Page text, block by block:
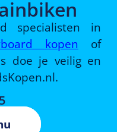
specialisten in
kopen of
doe je veilig en